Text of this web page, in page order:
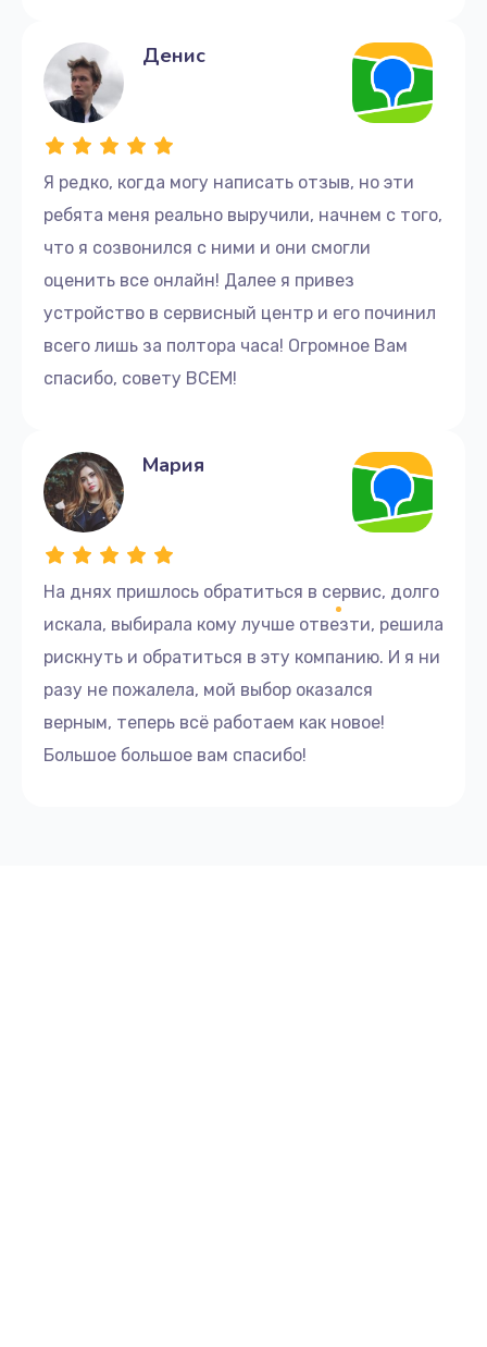
Я редко, когда могу написать отзыв, но эти
ребята меня реально выручили, начнем с того,
что я созвонился с ними и они смогли
оценить все онлайн! Далее я привез
устройство в сервисный центр и его починил
всего лишь за полтора часа! Огромное Вам
спасибо, совету ВСЕМ!
Денис
На днях пришлось обратиться в сервис, долго
искала, выбирала кому лучше отвезти, решила
рискнуть и обратиться в эту компанию. И я ни
разу не пожалела, мой выбор оказался
верным, теперь всё работаем как новое!
Большое большое вам спасибо!
Мария